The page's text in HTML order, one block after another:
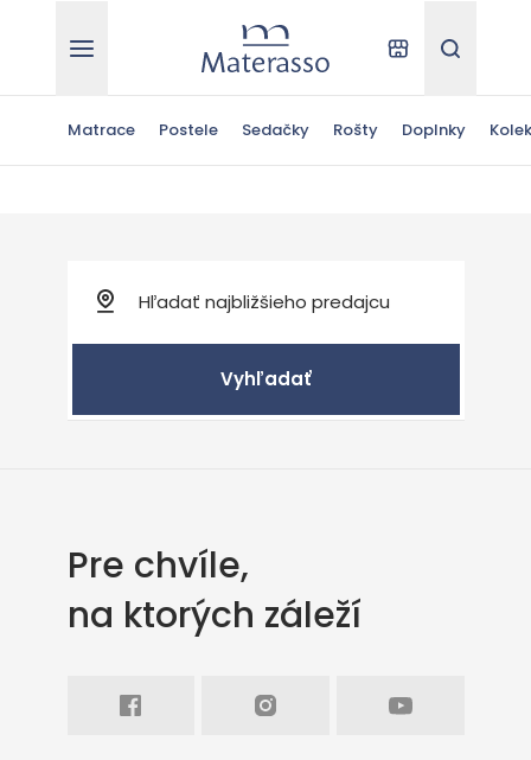
Materasso Kde kúpiťHľadať
Matrace Postele Sedačky Rošty Doplnky
Vyhľadať
Pre chvíle,
na ktorých záleží